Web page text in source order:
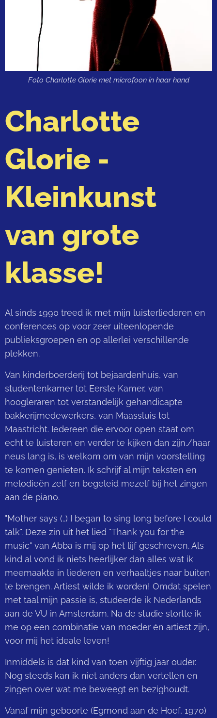
Foto Charlotte Glorie met microfoon in haar hand
Charlotte
Glorie -
Kleinkunst
van grote
klasse!
Al sinds 1990 treed ik met mijn luisterliederen en
conferences op voor zeer uiteenlopende
publieksgroepen en op allerlei verschillende
plekken.
Van kinderboerderij tot bejaardenhuis, van
studentenkamer tot Eerste Kamer, van
hoogleraren tot verstandelijk gehandicapte
bakkerijmedewerkers, van Maassluis tot
Maastricht. Iedereen die ervoor open staat om
echt te luisteren en verder te kijken dan zijn./haar
neus lang is, is welkom om van mijn voorstelling
te komen genieten. Ik schrijf al mijn teksten en
melodieën zelf en begeleid mezelf bij het zingen
aan de piano.
"Mother says (..) I began to sing long before I could
talk". Deze zin uit het lied "Thank you for the
music" van Abba is mij op het lijf geschreven. Als
kind al vond ik niets heerlijker dan alles wat ik
meemaakte in liederen en verhaaltjes naar buiten
te brengen. Artiest wilde ik worden! Omdat spelen
met taal mijn passie is, studeerde ik Nederlands
aan de VU in Amsterdam. Na de studie stortte ik
me op een combinatie van moeder én artiest zijn,
voor mij het ideale leven!
Inmiddels is dat kind van toen vijftig jaar ouder.
Nog steeds kan ik niet anders dan vertellen en
zingen over wat me beweegt en bezighoudt.
Vanaf mijn geboorte (Egmond aan de Hoef, 1970)